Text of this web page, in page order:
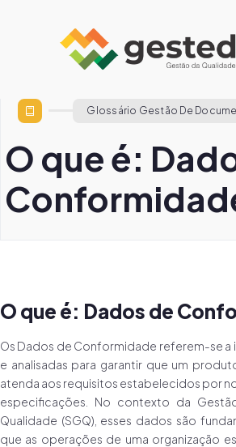
Glossário Gestão De
O que é:
O que é: Dados de
Os Dados de Conformidade referem-se
e analisadas para garantir que um
atenda aos requisitos estabelecidos por
especificações. No contexto da
Qualidade (SGQ), esses dados são
que as operações de uma organização